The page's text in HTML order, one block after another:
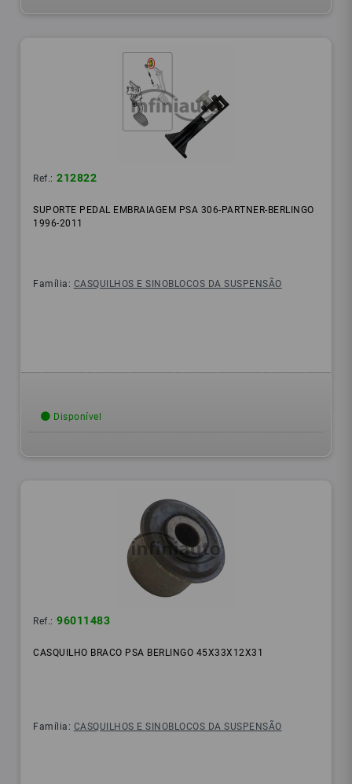
Ref.: 212822
SUPORTE PEDAL EMBRAIAGEM PSA 306-PARTNER-BERLINGO
1996-2011
Família: CASQUILHOS E SINOBLOCOS DA SUSPENSÃO
Disponível
Ref.: 96011483
CASQUILHO BRACO PSA BERLINGO 45X33X12X31
Família: CASQUILHOS E SINOBLOCOS DA SUSPENSÃO